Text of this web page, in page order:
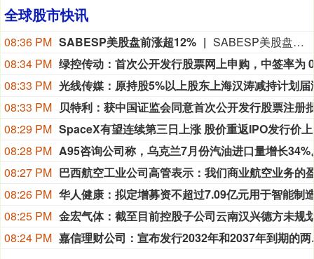
全球股市快讯
08:36 PM SABESP美股盘前涨超12%
SABESP美股盘前涨超12%，现报6.0美元。
08:34 PM
08:33 PM
08:33 PM
08:29 PM
08:28 PM
08:27 PM
08:26 PM
08:25 PM
08:24 PM
嘉信理财公